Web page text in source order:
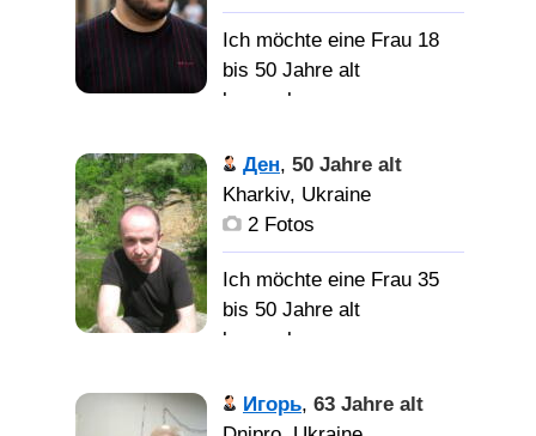
Верную, Любящую и
Ich möchte eine Frau 18
bis 50 Jahre alt
kennenlernen
Добрый,
надежный, не люблю
лож, несправедливость,
готов к отношениям, и
готов понимать и быть
близким человеком не
пластиковых людей.
Сам постоянно
Ден, 50 Jahre alt
Kharkiv, Ukraine
2 Fotos
Ich möchte eine Frau 35
bis 50 Jahre alt
kennenlernen
не очень
симпатичный но добрый,
Игорь, 63 Jahre alt